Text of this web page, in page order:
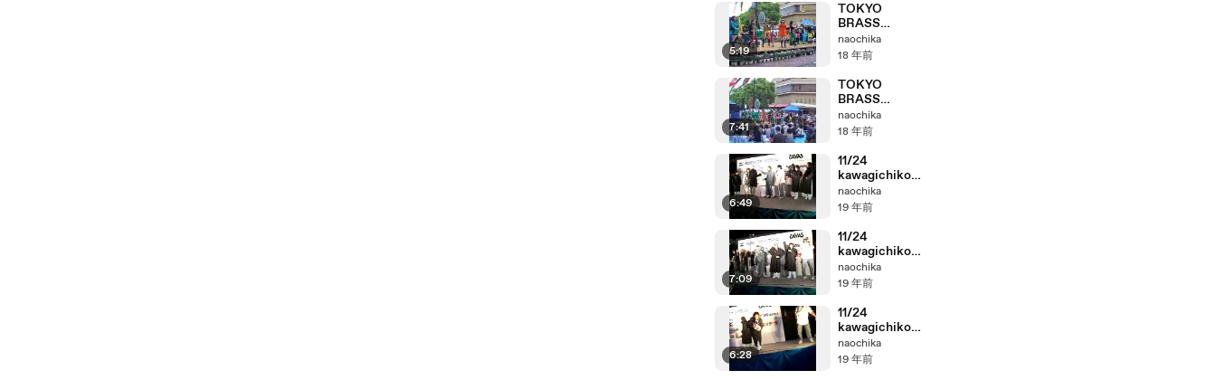
5:19
TOKYO
BRASS
STYLE
MAKAFUSHI
ADVENTURE
2
naochika
18 年前
7:41
TOKYO
BRASS
STYLE
RuuJyu-no-
tonari-no-
totoro
naochika
18 年前
6:49
11/24
kawagichiko
Marathon
zennyasai 6
naochika
19 年前
7:09
11/24
kawagichiko
Marathon
zennyasai 4
naochika
19 年前
6:28
11/24
kawagichiko
Marathon
zennyasai 3
naochika
19 年前